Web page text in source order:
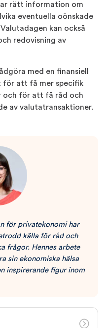
rätt information om
eventuella oönskade
kan också
redovisning av
med en finansiell
för att få mer specifik
och för att få råd och
av valutatransaktioner.
för privatekonomi har
källa för råd och
frågor. Hennes arbete
sin ekonomiska hälsa
inspirerande figur inom